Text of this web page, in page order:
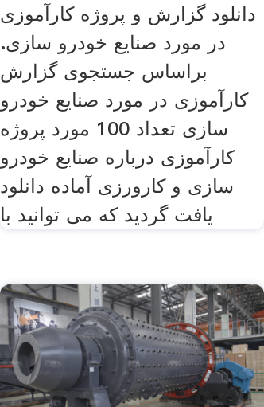
دانلود گزارش و پروژه کارآموزی
در مورد صنایع خودرو سازی.
براساس جستجوی گزارش
کارآموزی در مورد صنایع خودرو
سازی تعداد 100 مورد پروژه
کارآموزی درباره صنایع خودرو
سازی و کارورزی آماده دانلود
یافت گردید که می توانید با